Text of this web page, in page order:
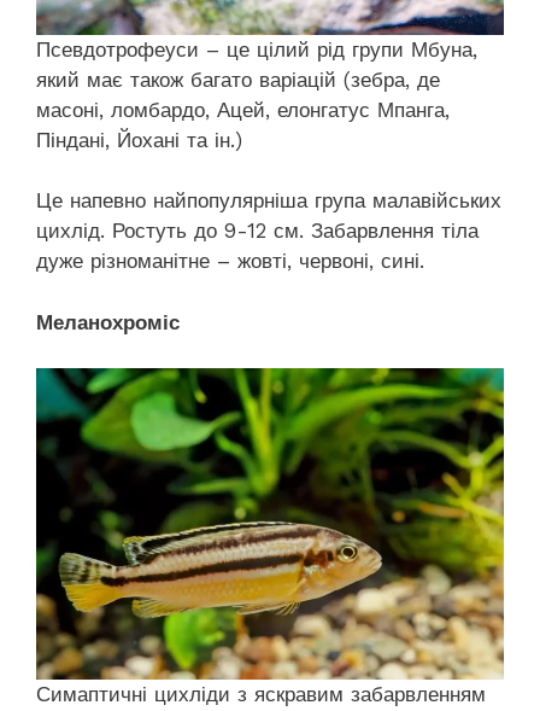
Псевдотрофеуси – це цілий рід групи Мбуна,
який має також багато варіацій (зебра, де
масоні, ломбардо, Ацей, елонгатус Мпанга,
Піндані, Йохані та ін.)
Це напевно найпопулярніша група малавійських
цихлід. Ростуть до 9-12 см. Забарвлення тіла
дуже різноманітне – жовті, червоні, сині.
Меланохроміс
Симаптичні цихліди з яскравим забарвленням